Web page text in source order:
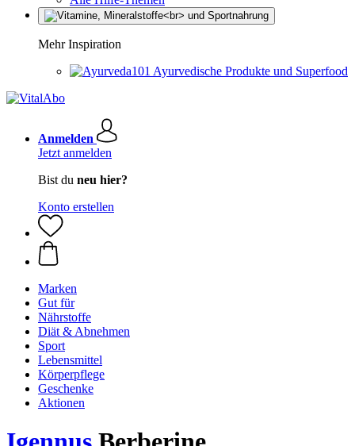
Mehr Inspiration
Ayurvedische Produkte und Superfood
Anmelden
Jetzt anmelden
Bist du neu hier?
Konto erstellen
Marken
Gut für
Nährstoffe
Diät & Abnehmen
Sport
Lebensmittel
Körperpflege
Geschenke
Aktionen